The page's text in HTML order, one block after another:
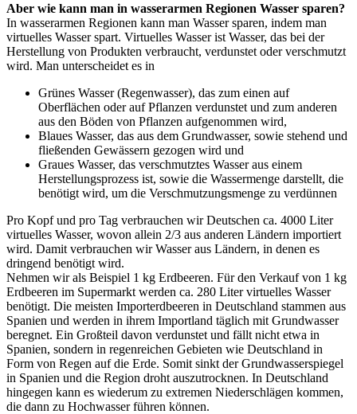
Aber wie kann man in wasserarmen Regionen Wasser sparen?
In wasserarmen Regionen kann man Wasser sparen, indem man
virtuelles Wasser spart. Virtuelles Wasser ist Wasser, das bei der
Herstellung von Produkten verbraucht, verdunstet oder verschmutzt
wird. Man unterscheidet es in
Grünes Wasser (Regenwasser), das zum einen auf
Oberflächen oder auf Pflanzen verdunstet und zum anderen
aus den Böden von Pflanzen aufgenommen wird,
Blaues Wasser, das aus dem Grundwasser, sowie stehend und
fließenden Gewässern gezogen wird und
Graues Wasser, das verschmutztes Wasser aus einem
Herstellungsprozess ist, sowie die Wassermenge darstellt, die
benötigt wird, um die Verschmutzungsmenge zu verdünnen
Pro Kopf und pro Tag verbrauchen wir Deutschen ca. 4000 Liter
virtuelles Wasser, wovon allein 2/3 aus anderen Ländern importiert
wird. Damit verbrauchen wir Wasser aus Ländern, in denen es
dringend benötigt wird.
Nehmen wir als Beispiel 1 kg Erdbeeren. Für den Verkauf von 1 kg
Erdbeeren im Supermarkt werden ca. 280 Liter virtuelles Wasser
benötigt. Die meisten Importerdbeeren in Deutschland stammen aus
Spanien und werden in ihrem Importland täglich mit Grundwasser
beregnet. Ein Großteil davon verdunstet und fällt nicht etwa in
Spanien, sondern in regenreichen Gebieten wie Deutschland in
Form von Regen auf die Erde. Somit sinkt der Grundwasserspiegel
in Spanien und die Region droht auszutrocknen. In Deutschland
hingegen kann es wiederum zu extremen Niederschlägen kommen,
die dann zu Hochwasser führen können.